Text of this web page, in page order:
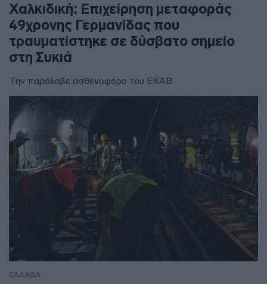
Χαλκιδική: Επιχείρηση μεταφοράς
49χρονης Γερμανίδας που
τραυματίστηκε σε δύσβατο σημείο
στη Συκιά
Την παράλαβε ασθενοφόρο του ΕΚΑΒ
ΕΛΛΑΔΑ